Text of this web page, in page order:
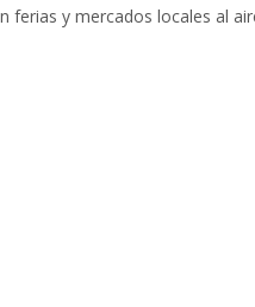
y mercados locales al